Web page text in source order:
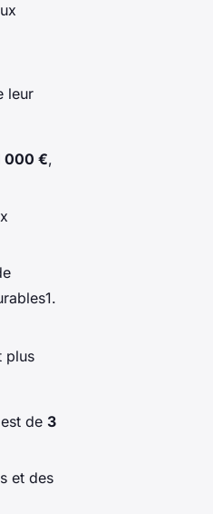
leur
000 €,
plus
de 3
et des